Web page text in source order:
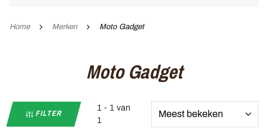
Home Merken Moto Gadget
Moto Gadget
FILTER
1 - 1 van
1